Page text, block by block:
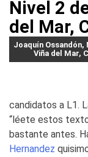
Joaquín Ossandón,
Viña del Mar,
candidatos a L1.
“léete estos
bastante antes.
Hernandez